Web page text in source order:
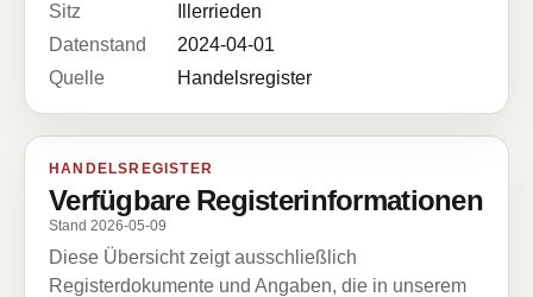
Sitz
Illerrieden
Datenstand
2024-04-01
Quelle
Handelsregister
HANDELSREGISTER
Verfügbare Registerinformationen
Stand 2026-05-09
Diese Übersicht zeigt ausschließlich
Registerdokumente und Angaben, die in unserem